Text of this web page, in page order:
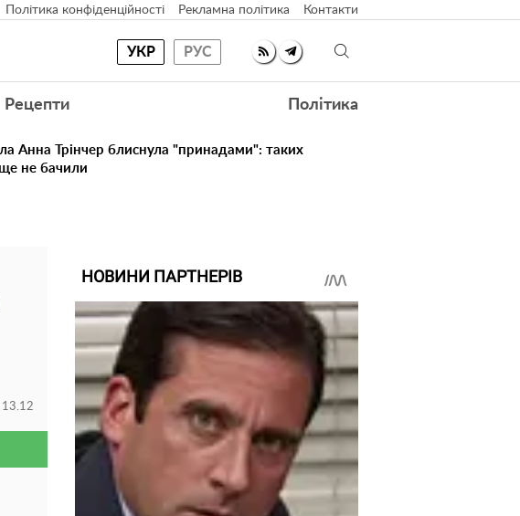
Політика конфіденційності Рекламна політика Контакти
УКР РУС
Рецепти Політика
Анна Трінчер блиснула "принадами": таких
не бачили
НОВИНИ ПАРТНЕРІВ